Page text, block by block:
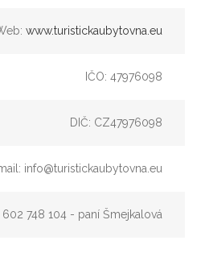
www.turistickaubytovna.eu
IČO: 47976098
DIČ: CZ47976098
info@turistickaubytovna.eu
602 748 104 - paní Šmejkalová